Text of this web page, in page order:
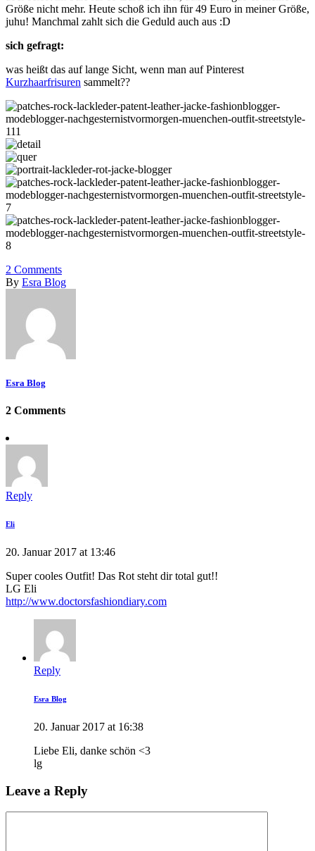
Größe nicht mehr. Heute schoß ich ihn für 49 Euro in meiner Größe,
juhu! Manchmal zahlt sich die Geduld auch aus :D
sich gefragt:
was heißt das auf lange Sicht, wenn man auf Pinterest
Kurzhaarfrisuren sammelt??
2 Comments
By Esra Blog
Esra Blog
2 Comments
Reply
Eli
20. Januar 2017 at 13:46
Super cooles Outfit! Das Rot steht dir total gut!!
LG Eli
http://www.doctorsfashiondiary.com
Reply
Esra Blog
20. Januar 2017 at 16:38
Liebe Eli, danke schön <3
lg
Leave a Reply